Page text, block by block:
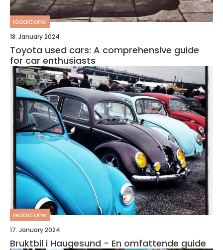
redaktionel
18. January 2024
Toyota used cars: A comprehensive guide
for car enthusiasts
redaktionel
17. January 2024
Bruktbil i Haugesund - En omfattende guide